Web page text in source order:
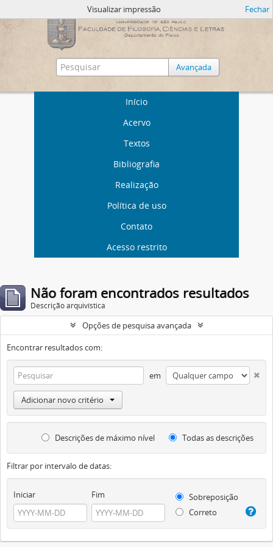
Avançada
Início
Acervo
Textos
Bibliografia
Realização
Política de uso
Contato
Acesso restrito
Visualizar impressão Fechar
Não foram encontrados resultados
Descrição arquivística
Opções de pesquisa avançada
Encontrar resultados com:
em
Adicionar novo critério
Descrições de máximo nível Todas as descrições
Filtrar por intervalo de datas:
Iniciar Fim
Sobreposição
Correto